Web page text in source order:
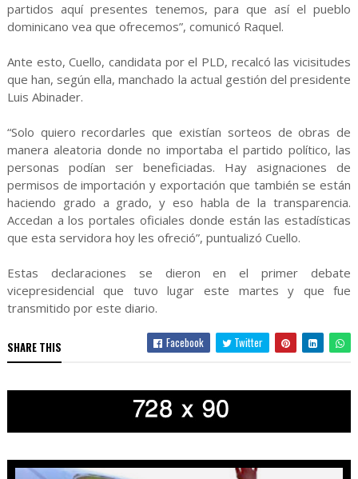
partidos aquí presentes tenemos, para que así el pueblo
dominicano vea que ofrecemos”, comunicó Raquel.
Ante esto, Cuello, candidata por el PLD, recalcó las vicisitudes
que han, según ella, manchado la actual gestión del presidente
Luis Abinader.
“Solo quiero recordarles que existían sorteos de obras de
manera aleatoria donde no importaba el partido político, las
personas podían ser beneficiadas. Hay asignaciones de
permisos de importación y exportación que también se están
haciendo grado a grado, y eso habla de la transparencia.
Accedan a los portales oficiales donde están las estadísticas
que esta servidora hoy les ofreció”, puntualizó Cuello.
Estas declaraciones se dieron en el primer debate
vicepresidencial que tuvo lugar este martes y que fue
transmitido por este diario.
SHARE THIS Facebook Twitter